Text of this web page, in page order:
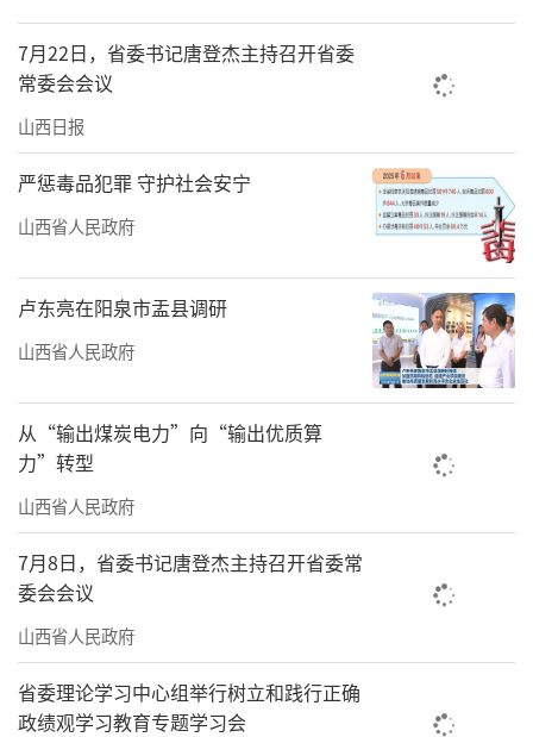
生产工作的一次全面检验。各地各部门要深入
贯彻习近平总书记关于安全生产的重要论述和
考察山西重要讲话重要指示精神，更好统筹发
展和安全，坚决扛牢安全生产政治责任，把事
前预防摆在更加突出位置，深入推进治本攻
坚，扎实抓好重点领域安全生产和防灾减灾救
灾各项工作，结合“十五五”规划编制，全面
提升全省本质安全整体水平。全力支持配合考
核巡查组开展工作，对指出的问题隐患诚恳接
受、照单全收、立行立改，强化标本兼治，切
实提高安全生产治理能力和水平，努力以山西
一域安全为全国大局稳定多作贡献。
7月22日，省委书记唐登杰主持召开省委
常委会会议
山西日报
严惩毒品犯罪 守护社会安宁
山西省人民政府
卢东亮在阳泉市盂县调研
山西省人民政府
从“输出煤炭电力”向“输出优质算
力”转型
山西省人民政府
7月8日，省委书记唐登杰主持召开省委常
委会会议
山西省人民政府
省委理论学习中心组举行树立和践行正确
政绩观学习教育专题学习会